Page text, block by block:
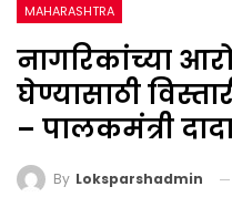
MAHARASHTRA
नागरिकांच्या
घेण्यासाठी
– पालकमंत्री
By Loksparshadmin